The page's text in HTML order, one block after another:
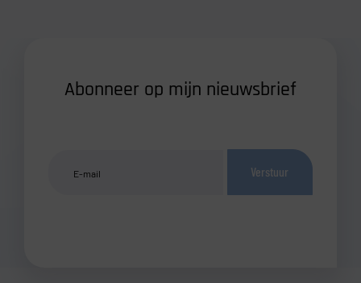
Abonneer op mijn nieuwsbrief
Verstuur